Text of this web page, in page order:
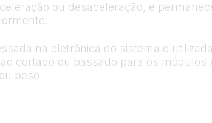
ou desaceleração, e
na eletrônica do sistema e
cortado ou passado para os
peso.